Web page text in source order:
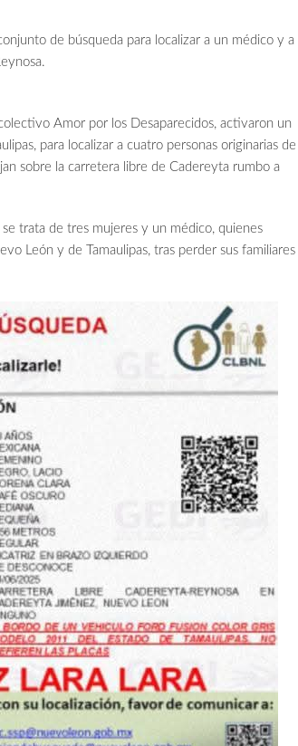
de búsqueda para localizar a un médico y a
Amor por los Desaparecidos, activaron un
para localizar a cuatro personas originarias de
sobre la carretera libre de Cadereyta rumbo a
trata de tres mujeres y un médico, quienes
León y de Tamaulipas, tras perder sus familiares